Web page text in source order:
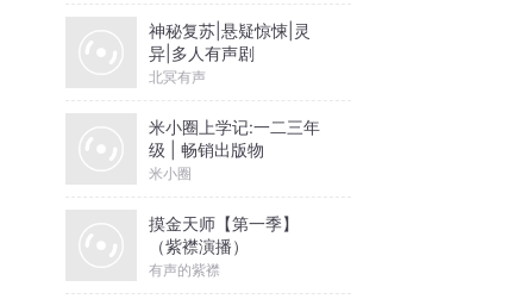
神秘复苏|悬疑惊悚|灵
异|多人有声剧
北冥有声
米小圈上学记:一二三年
级 | 畅销出版物
米小圈
摸金天师【第一季】
（紫襟演播）
有声的紫襟